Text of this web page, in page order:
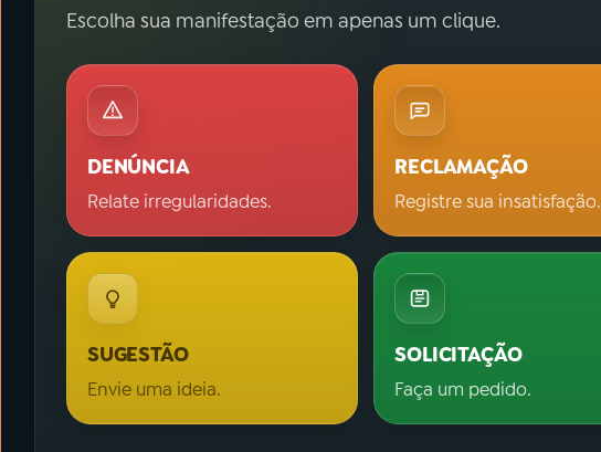
Escolha sua manifestação em apenas um clique.
DENÚNCIA
Relate irregularidades.
RECLAMAÇÃO
Registre sua insatisfação.
SUGESTÃO
Envie uma ideia.
SOLICITAÇÃO
Faça um pedido.